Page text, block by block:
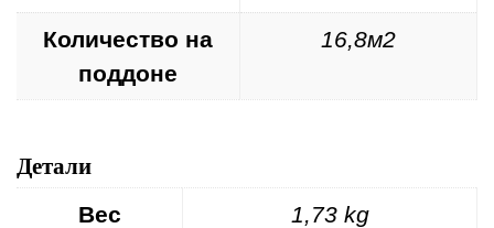
Количество на
поддоне
16,8м2
Детали
Вес 1,73 kg